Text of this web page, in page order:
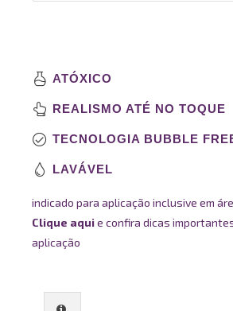
ATÓXICO
REALISMO ATÉ NO TOQUE
TECNOLOGIA BUBBLE
LAVÁVEL
indicado para aplicação inclusive em
Clique aquie confira dicas
aplicação